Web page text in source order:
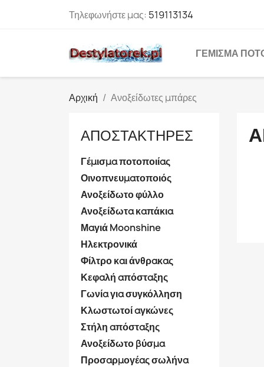
Τηλεφωνήστε μας: 519113134
ΓΈΜΙΣΜΑ
Αρχική Ανοξείδωτες μπάρες
ΑΠΟΣΤΑΚΤΉΡΕΣ
Γέμισμα ποτοποιίας
Οινοπνευματοποιός
Ανοξείδωτο φύλλο
Ανοξείδωτα καπάκια
Μαγιά Moonshine
Ηλεκτρονικά
Φίλτρο και άνθρακας
Κεφαλή απόσταξης
Γωνία για συγκόλληση
Κλωστωτοί αγκώνες
Στήλη απόσταξης
Ανοξείδωτο βύσμα
Προσαρμογέας σωλήνα